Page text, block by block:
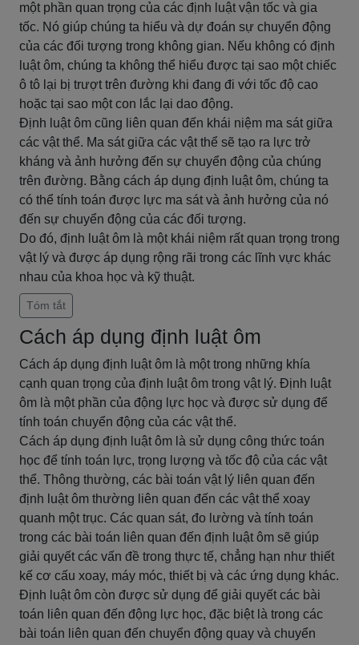
một phần quan trọng của các định luật vận tốc và gia
tốc. Nó giúp chúng ta hiểu và dự đoán sự chuyển động
của các đối tượng trong không gian. Nếu không có định
luật ôm, chúng ta không thể hiểu được tại sao một chiếc
ô tô lại bị trượt trên đường khi đang đi với tốc độ cao
hoặc tại sao một con lắc lại dao động.
Định luật ôm cũng liên quan đến khái niệm ma sát giữa
các vật thể. Ma sát giữa các vật thể sẽ tạo ra lực trở
kháng và ảnh hưởng đến sự chuyển động của chúng
trên đường. Bằng cách áp dụng định luật ôm, chúng ta
có thể tính toán được lực ma sát và ảnh hưởng của nó
đến sự chuyển động của các đối tượng.
Do đó, định luật ôm là một khái niệm rất quan trọng trong
vật lý và được áp dụng rộng rãi trong các lĩnh vực khác
nhau của khoa học và kỹ thuật.
Tóm tắt
Cách áp dụng định luật ôm
Cách áp dụng định luật ôm là một trong những khía
cạnh quan trọng của định luật ôm trong vật lý. Định luật
ôm là một phần của động lực học và được sử dụng để
tính toán chuyển động của các vật thể.
Cách áp dụng định luật ôm là sử dụng công thức toán
học để tính toán lực, trọng lượng và tốc độ của các vật
thể. Thông thường, các bài toán vật lý liên quan đến
định luật ôm thường liên quan đến các vật thể xoay
quanh một trục. Các quan sát, đo lường và tính toán
trong các bài toán liên quan đến định luật ôm sẽ giúp
giải quyết các vấn đề trong thực tế, chẳng hạn như thiết
kế cơ cấu xoay, máy móc, thiết bị và các ứng dụng khác.
Định luật ôm còn được sử dụng để giải quyết các bài
toán liên quan đến động lực học, đặc biệt là trong các
bài toán liên quan đến chuyển động quay và chuyển